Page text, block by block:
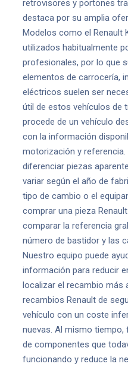
retrovisores y portones
destaca por su amplia
Modelos como el Renault
utilizados habitualmente
profesionales, por lo que
elementos de carrocería,
eléctricos suelen ser
útil de estos vehículos de
procede de un vehículo
con la información
motorización y
diferenciar piezas
variar según el año de
tipo de cambio o el
comprar una pieza
comparar la referencia
número de bastidor y las
Nuestro equipo puede
información para reducir
localizar el recambio más
recambios Renault de
vehículo con un coste
nuevas. Al mismo
de componentes que
funcionando y reduce la